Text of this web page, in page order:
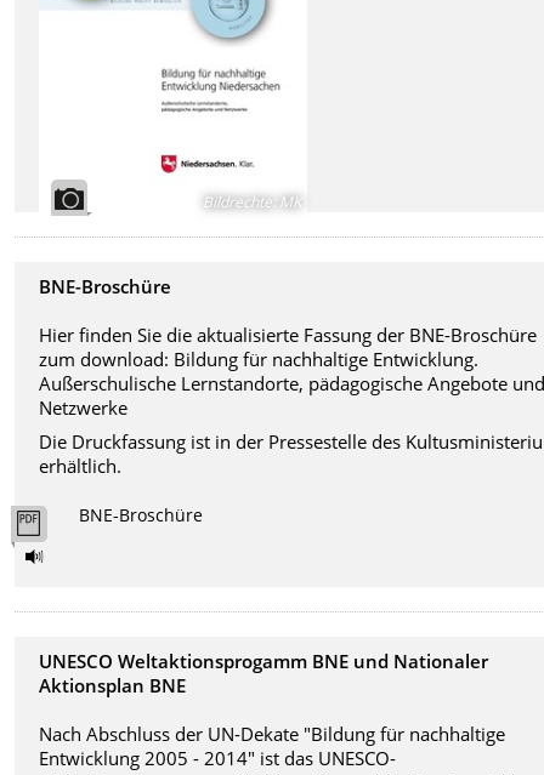
Bildrechte: MK
BNE-Broschüre
Hier finden Sie die aktualisierte Fassung der BNE-Broschüre
zum download: Bildung für nachhaltige Entwicklung.
Außerschulische Lernstandorte, pädagogische Angebote
Netzwerke
Die Druckfassung ist in der Pressestelle des
erhältlich.
BNE-Broschüre
UNESCO Weltaktionsprogamm BNE und Nationaler
Aktionsplan BNE
Nach Abschluss der UN-Dekate "Bildung für nachhaltige
Entwicklung 2005 - 2014" ist das UNESCO-